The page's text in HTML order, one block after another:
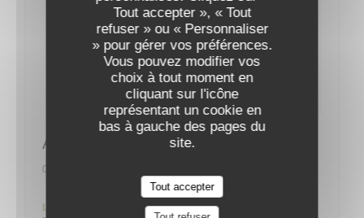
Tout accepter », « Tout
refuser » ou « Personnaliser
» pour gérer vos préférences.
Vous pouvez modifier vos
choix à tout moment en
cliquant sur l'icône
représentant un cookie en
bas à gauche des pages du
site.
Tout accepter
Augustin, la nouvelle bonne adresse
01/09/2019
LIRE L'ARTICLE ((OUVRE UNE NOUVELLE FENÊTRE))